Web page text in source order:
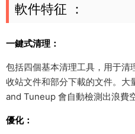
軟件特征 ：
一鍵式清理：
包括四個基本清理工具，用于清
收站文件和部分下載的文件。
and Tuneup 會自動檢測出浪費
優化：